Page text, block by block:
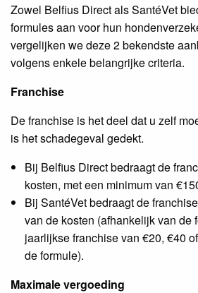
Zowel Belfius Direct als SantéVet
formules aan voor hun
vergelijken we deze 2 bekendste
volgens enkele belangrijke criteria.
Franchise
De franchise is het deel dat u zelf
is het schadegeval gedekt.
Bij Belfius Direct bedraagt de
kosten, met een minimum van
Bij SantéVet bedraagt de
van de kosten (afhankelijk van de
jaarlijkse franchise van €20, €40
de formule).
Maximale vergoeding